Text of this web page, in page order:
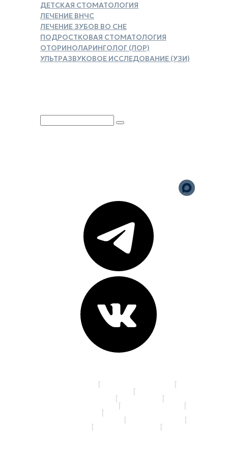
ДЕТСКАЯ СТОМАТОЛОГИЯ
ЛЕЧЕНИЕ ВНЧС
ЛЕЧЕНИЕ ЗУБОВ ВО СНЕ
ПОДРОСТКОВАЯ СТОМАТОЛОГИЯ
ОТОРИНОЛАРИНГОЛОГ (ЛОР)
УЛЬТРАЗВУКОВОЕ ИССЛЕДОВАНИЕ (УЗИ)